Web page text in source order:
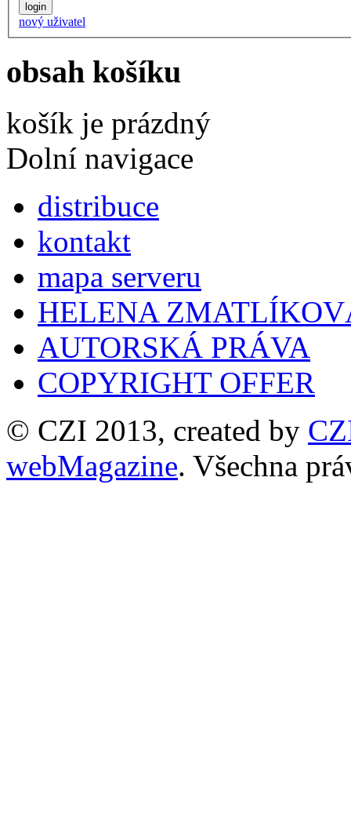
nový uživatel
obsah košíku
košík je prázdný
Dolní navigace
distribuce
kontakt
mapa serveru
HELENA
AUTORSKÁ PRÁVA
COPYRIGHT OFFER
© CZI 2013, created by
webMagazine. Všechna